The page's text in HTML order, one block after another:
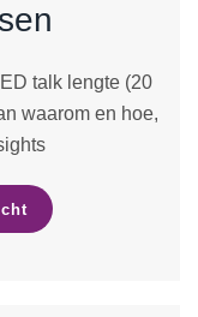
talk lengte(20
waarom en hoe,